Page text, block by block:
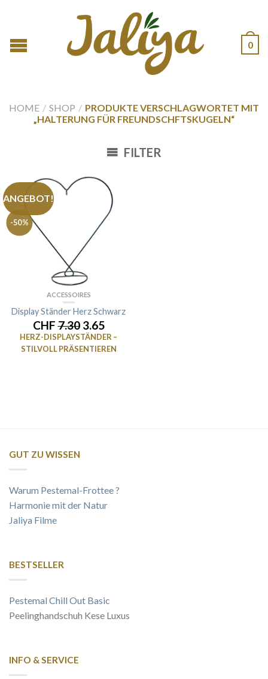
0
HOME / SHOP / PRODUKTE VERSCHLAGWORTET MIT
„HALTERUNG FÜR FREUNDSCHFTSKUGELN“
FILTER
-50%
ANGEBOT!
ACCESSOIRES
Display Ständer Herz Schwarz
CHF7.303.65
HERZ-DISPLAYSTÄNDER –
STILVOLL PRÄSENTIEREN
GUT ZU WISSEN
Warum Pestemal-Frottee ?
Harmonie mit der Natur
Jaliya Filme
BESTSELLER
Pestemal Chill Out Basic
Peelinghandschuh Kese Luxus
INFO & SERVICE